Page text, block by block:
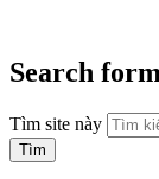
Search form
Tìm site này